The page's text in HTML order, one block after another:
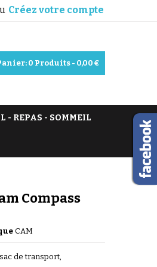
Créez votre compte
0 Produits - 0,00 €
- REPAS - SOMMEIL
Compass
CAM
de transport,